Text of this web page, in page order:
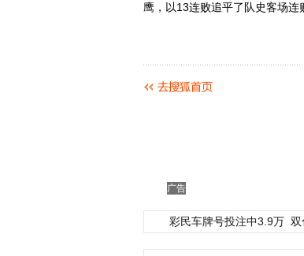
鹰，以13连败追平了队史客场连
广告
彩民车牌号投注中3.9万 双